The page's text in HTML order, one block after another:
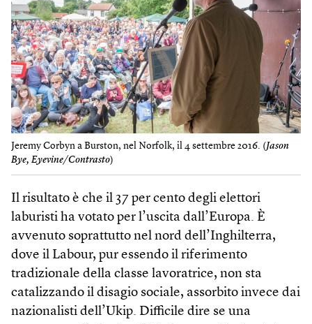
Jeremy Corbyn a Burston, nel Norfolk, il 4 settembre 2016. (Jason
Bye, Eyevine/Contrasto)
Il risultato è che il 37 per cento degli elettori
laburisti ha votato per l’uscita dall’Europa. È
avvenuto soprattutto nel nord dell’Inghilterra,
dove il Labour, pur essendo il riferimento
tradizionale della classe lavoratrice, non sta
catalizzando il disagio sociale, assorbito invece dai
nazionalisti dell’Ukip. Difficile dire se una